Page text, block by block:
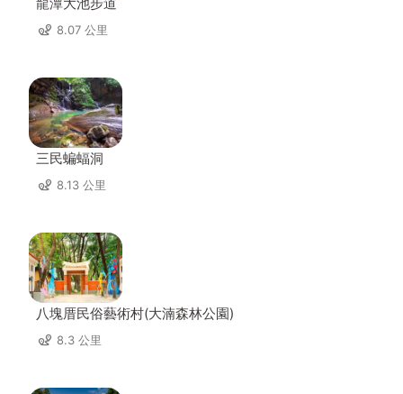
8.07 公里
三民蝙蝠洞
8.13 公里
八塊厝民俗藝術村(大湳森林公園)
8.3 公里